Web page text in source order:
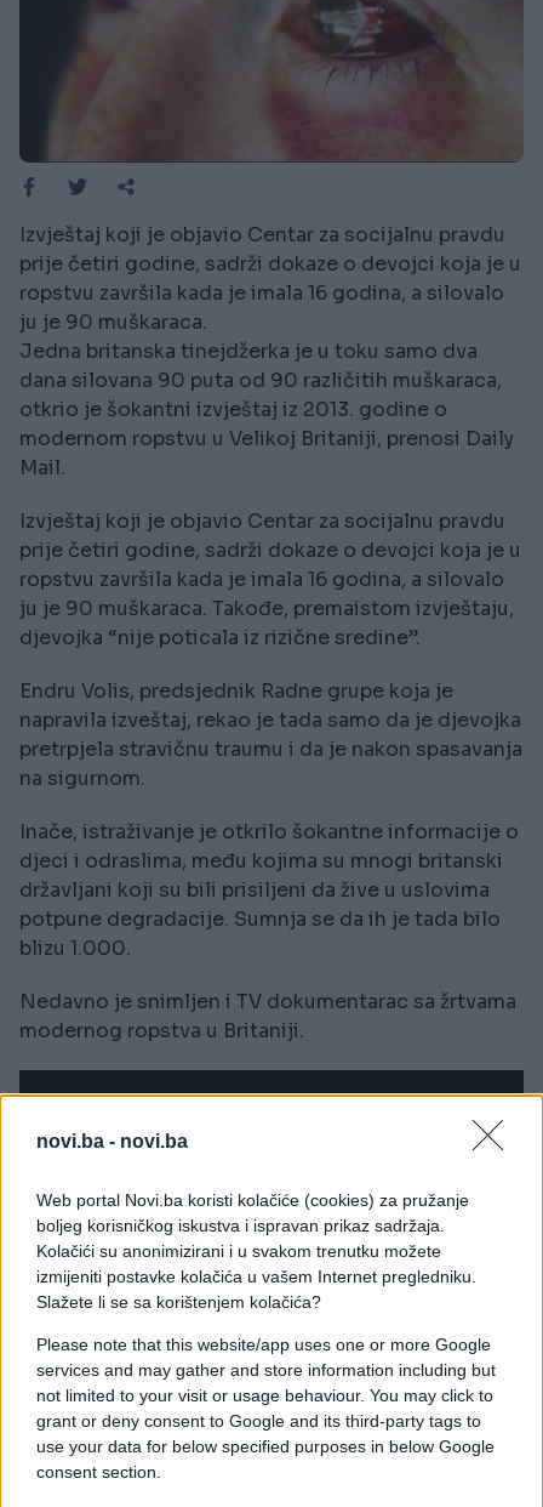
novi.ba - novi.ba
Web portal Novi.ba koristi kolačiće (cookies) za pružanje
boljeg korisničkog iskustva i ispravan prikaz sadržaja.
Kolačići su anonimizirani i u svakom trenutku možete
izmijeniti postavke kolačića u vašem Internet pregledniku.
Slažete li se sa korištenjem kolačića?
Please note that this website/app uses one or more Google
services and may gather and store information including but
not limited to your visit or usage behaviour. You may click to
grant or deny consent to Google and its third-party tags to
use your data for below specified purposes in below Google
consent section.
Izvještaj koji je objavio Centar za socijalnu pravdu
prije četiri godine, sadrži dokaze o devojci koja je u
ropstvu završila kada je imala 16 godina, a silovalo
ju je 90 muškaraca.
Jedna britanska tinejdžerka je u toku samo dva
dana silovana 90 puta od 90 različitih muškaraca,
otkrio je šokantni izvještaj iz 2013. godine o
modernom ropstvu u Velikoj Britaniji, prenosi Daily
Mail.
Izvještaj koji je objavio Centar za socijalnu pravdu
prije četiri godine, sadrži dokaze o devojci koja je u
ropstvu završila kada je imala 16 godina, a silovalo
ju je 90 muškaraca. Takođe, premaistom izvještaju,
djevojka “nije poticala iz rizične sredine”.
Endru Volis, predsjednik Radne grupe koja je
napravila izveštaj, rekao je tada samo da je djevojka
pretrpjela stravičnu traumu i da je nakon spasavanja
na sigurnom.
Inače, istraživanje je otkrilo šokantne informacije o
djeci i odraslima, među kojima su mnogi britanski
državljani koji su bili prisiljeni da žive u uslovima
potpune degradacije. Sumnja se da ih je tada bilo
blizu 1.000.
Nedavno je snimljen i TV dokumentarac sa žrtvama
modernog ropstva u Britaniji.